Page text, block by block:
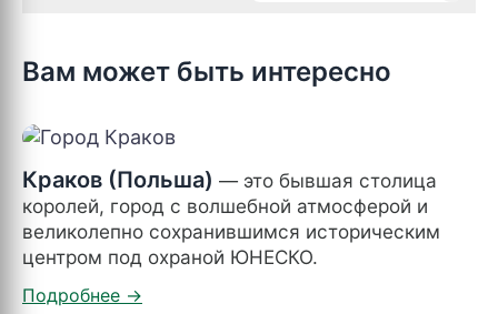
Вам может быть интересно
Краков (Польша) — это бывшая столица
королей, город с волшебной атмосферой и
великолепно сохранившимся историческим
центром под охраной ЮНЕСКО.